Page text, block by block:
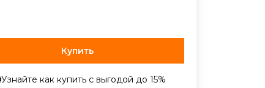
Купить
Узнайте как купить с выгодой до 15%